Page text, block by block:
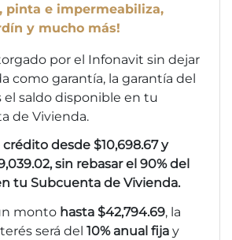
pinta e impermeabiliza,
y mucho más!
por el Infonavit sin dejar
como garantía, la garantía del
el saldo disponible en tu
de Vivienda.
desde $10,698.67 y
sin rebasar el 90% del
tu Subcuenta de Vivienda.
monto hasta $42,794.69, la
será del 10% anual fija y